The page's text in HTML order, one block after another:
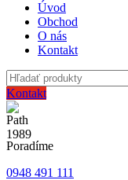
Úvod
Obchod
O nás
Kontakt
Kontakt
Poradíme
0948 491 111